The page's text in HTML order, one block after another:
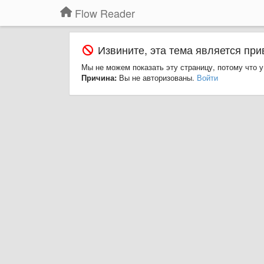
Flow Reader
Извините, эта тема является
Мы не можем показать эту страницу, потому что
Причина: Вы не авторизованы. Войти